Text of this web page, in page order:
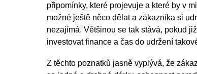
připomínky, které projevuje a které by v
možné ještě něco dělat a zákazníka si
nezajímá. Většinou se tak stává, pokud
investovat finance a čas do udržení
Z těchto poznatků jasně vyplývá, že